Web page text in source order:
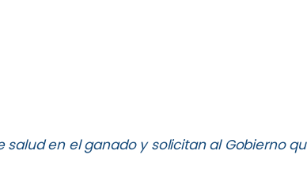
en el ganado y solicitan al Gobierno